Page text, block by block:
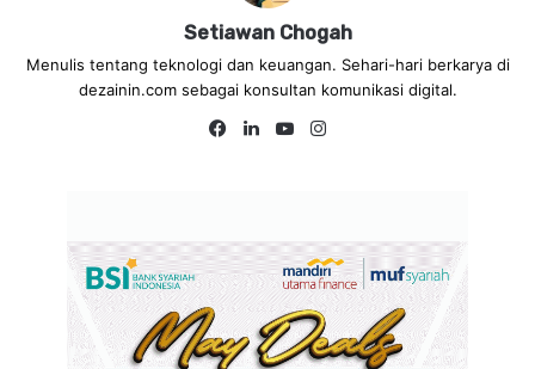
Setiawan Chogah
Menulis tentang teknologi dan keuangan. Sehari-hari berkarya di
dezainin.com sebagai konsultan komunikasi digital.
Fa
Lin
Yo